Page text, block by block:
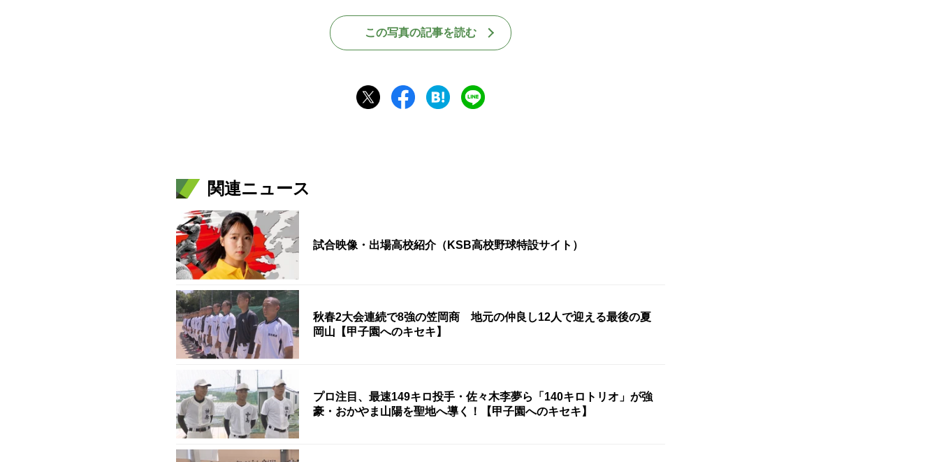
この写真の記事を読む
関連ニュース
試合映像・出場高校紹介（KSB高校野球特設サイト）
秋春2大会連続で8強の笠岡商 地元の仲良し12人で迎える最後の夏
岡山【甲子園へのキセキ】
プロ注目、最速149キロ投手・佐々木李夢ら「140キロトリオ」が強
豪・おかやま山陽を聖地へ導く！【甲子園へのキセキ】